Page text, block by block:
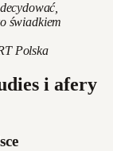
świadkiem
Polska
i afery